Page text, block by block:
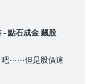
- 點石成金 飆股
吧⋯⋯但是股價這